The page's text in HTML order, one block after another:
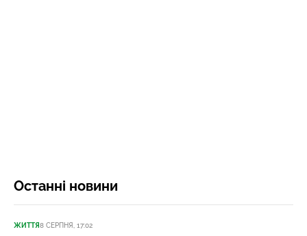
Останні новини
ЖИТТЯ8 СЕРПНЯ, 17:02